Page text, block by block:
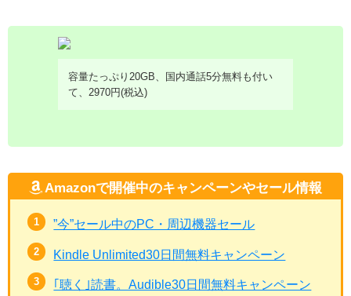
容量たっぷり20GB、国内通話5分無料も付い
て、2970円(税込)
Amazonで開催中のキャンペーンやセール情報
”今”セール中のPC・周辺機器セール
Kindle Unlimited30日間無料キャンペーン
｢聴く｣読書。Audible30日間無料キャンペーン